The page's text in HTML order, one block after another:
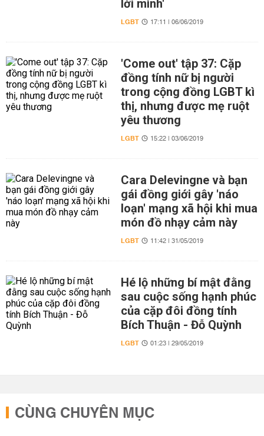
lời mình'
LGBT 17:11 | 06/06/2019
'Come out' tập 37: Cặp
đồng tính nữ bị người
trong cộng đồng LGBT kì
thị, nhưng được mẹ ruột
yêu thương
LGBT 15:22 | 03/06/2019
Cara Delevingne và bạn
gái đồng giới gây 'náo
loạn' mạng xã hội khi mua
món đồ nhạy cảm này
LGBT 11:42 | 31/05/2019
Hé lộ những bí mật đằng
sau cuộc sống hạnh phúc
của cặp đôi đồng tính
Bích Thuận - Đỗ Quỳnh
LGBT 01:23 | 29/05/2019
CÙNG CHUYÊN MỤC